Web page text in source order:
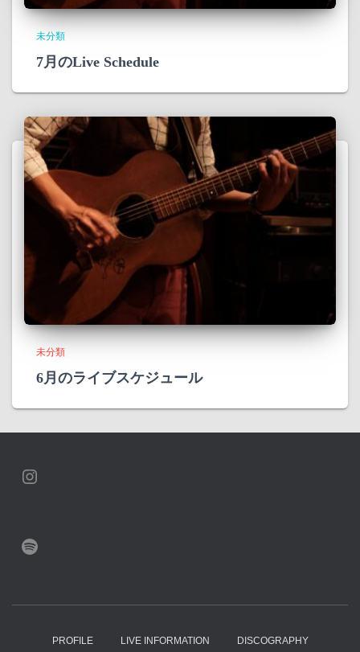
未分類
7月のLive Schedule
未分類
6月のライブスケジュール
PROFILE LIVE INFORMATION DISCOGRAPHY